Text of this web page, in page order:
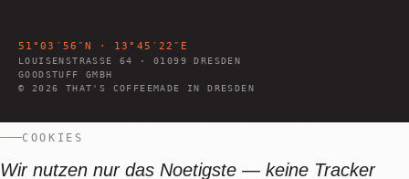
51°03′56″N · 13°45′22″E
LOUISENSTRASSE 64 ·01099
DRESDEN
GOODSTUFF GMBH
©
2026 THAT'S COFFEEMADE IN DRESDEN
COOKIES
Wir nutzen nur das Noetigste — keine Tracker